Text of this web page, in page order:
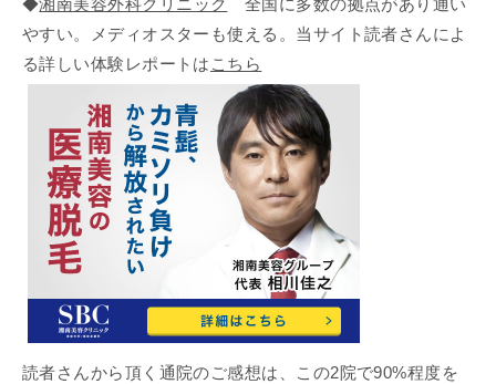
◆湘南美容外科クリニック
全国に多数の拠点があり通い
やすい。メディオスターも使える。当サイト読者さんによ
る詳しい体験レポートは こちら
読者さんから頂く通院のご感想は、この2院で90%程度を